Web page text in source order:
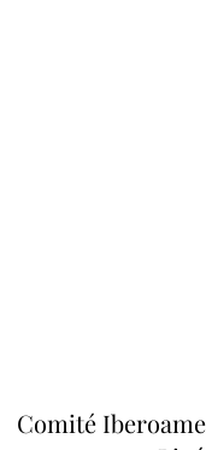
Comité